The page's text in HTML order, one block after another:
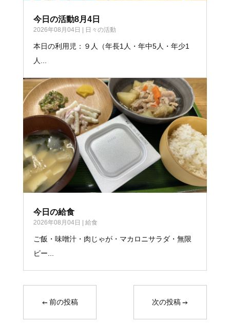
今日の活動8月4日
2026年08月04日 日々の活動
本日の利用児：９人（年長1人・年中5人・年少1
人...
今日の給食
2026年08月04日 給食
ご飯・味噌汁・肉じゃが・マカロニサラダ・無限
ピー...
←前の投稿 次の投稿→